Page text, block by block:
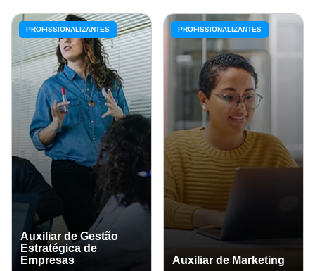
PROFISSIONALIZANTES
Auxiliar de Gestão
Estratégica de
Empresas
PROFISSIONALIZANTES
Auxiliar de Marketing